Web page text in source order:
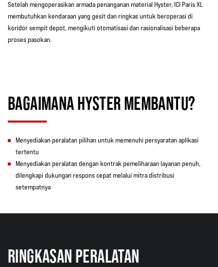
Setelah mengoperasikan armada penanganan material Hyster, ICI Paris XL
membutuhkan kendaraan yang gesit dan ringkas untuk beroperasi di
koridor sempit depot, mengikuti otomatisasi dan rasionalisasi beberapa
proses pasokan.
BAGAIMANA HYSTER MEMBANTU?
Menyediakan peralatan pilihan untuk memenuhi persyaratan aplikasi
tertentu
Menyediakan peralatan dengan kontrak pemeliharaan layanan penuh,
dilengkapi dukungan respons cepat melalui mitra distribusi
setempatnya
RINGKASAN PERALATAN